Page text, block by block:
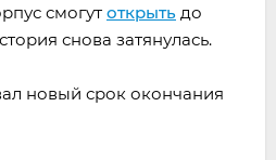
смогут открыть до
снова затянулась.
новый срок окончания